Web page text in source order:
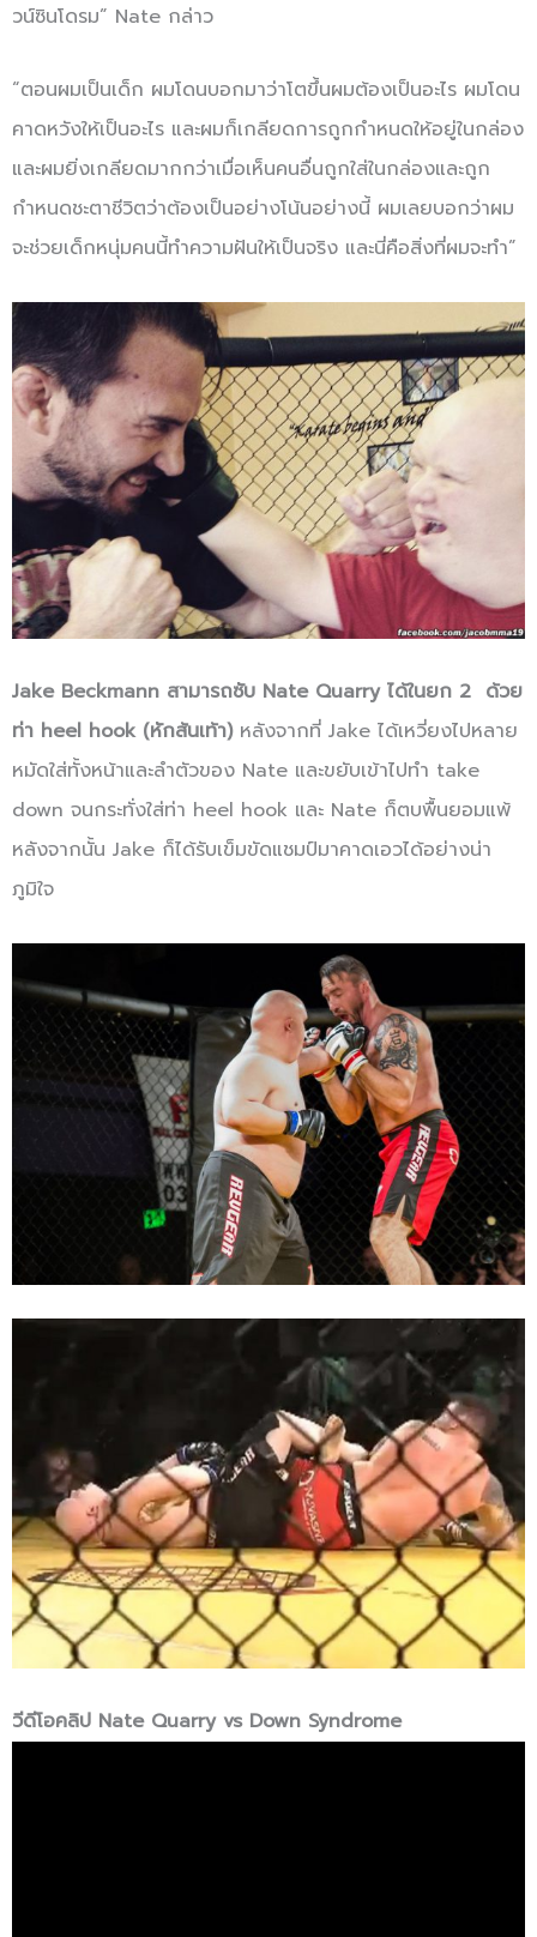
วน์ซินโดรม” Nate กล่าว
“ตอนผมเป็นเด็ก ผมโดนบอกมาว่าโตขึ้นผมต้องเป็นอะไร ผมโดน
คาดหวังให้เป็นอะไร และผมก็เกลียดการถูกกำหนดให้อยู่ในกล่อง
และผมยิ่งเกลียดมากกว่าเมื่อเห็นคนอื่นถูกใส่ในกล่องและถูก
กำหนดชะตาชีวิตว่าต้องเป็นอย่างโน้นอย่างนี้ ผมเลยบอกว่าผม
จะช่วยเด็กหนุ่มคนนี้ทำความฝันให้เป็นจริง และนี่คือสิ่งที่ผมจะทำ”
Jake Beckmann สามารถซับ Nate Quarry ได้ในยก 2 ด้วย
ท่า heel hook (หักส้นเท้า) หลังจากที่ Jake ได้เหวี่ยงไปหลาย
หมัดใส่ทั้งหน้าและลำตัวของ Nate และขยับเข้าไปทำ take
down จนกระทั่งใส่ท่า heel hook และ Nate ก็ตบพื้นยอมแพ้
หลังจากนั้น Jake ก็ได้รับเข็มขัดแชมป์มาคาดเอวได้อย่างน่า
ภูมิใจ
วีดีโอคลิป Nate Quarry vs Down Syndrome